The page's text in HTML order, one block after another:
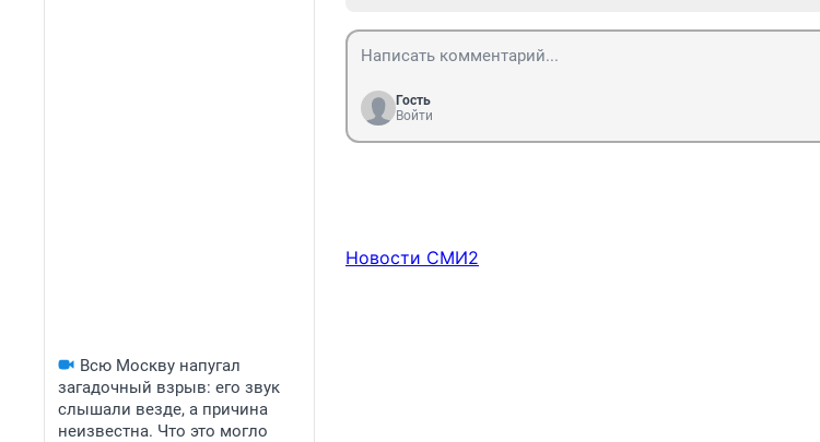
Всю Москву напугал
загадочный взрыв: его звук
слышали везде, а причина
неизвестна. Что это могло
Гость
Войти
Новости СМИ2